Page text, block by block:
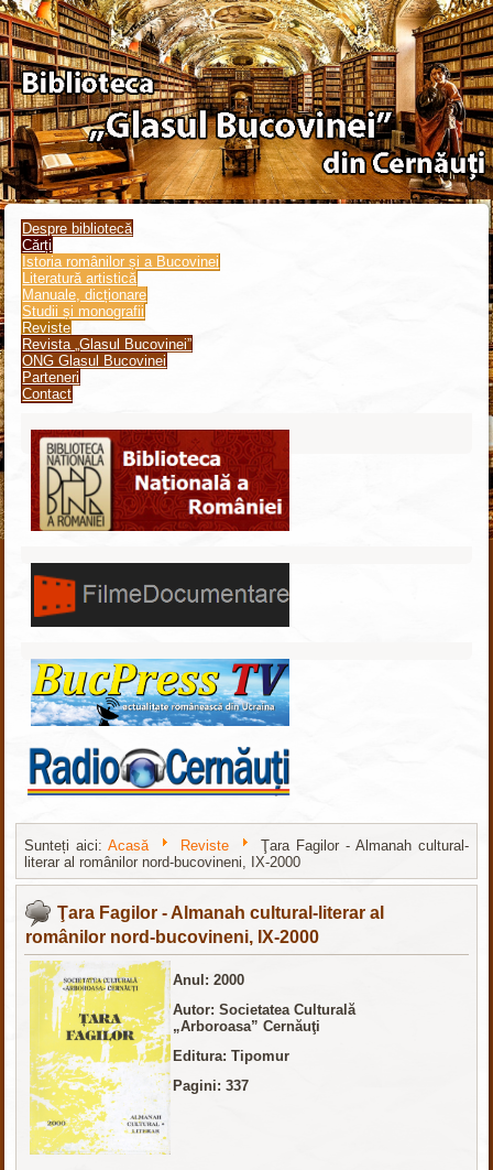
Despre bibliotecă
Cărți
Istoria românilor și a Bucovinei
Literatură artistică
Manuale, dicționare
Studii și monografii
Reviste
Revista „Glasul Bucovinei”
ONG Glasul Bucovinei
Parteneri
Contact
Sunteți aici:Acasă Reviste
Ţara Fagilor - Almanah cultural-
literar al românilor nord-bucovineni, IX-2000
Все для
Ţara Fagilor - Almanah cultural-literar al
românilor nord-bucovineni, IX-2000
Anul: 2000
Autor: Societatea Culturală
„Arboroasa” Cernăuţi
Editura: Tipomur
Pagini: 337